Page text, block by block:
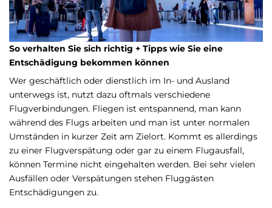
So verhalten Sie sich richtig + Tipps wie Sie eine
Entschädigung bekommen können
Wer geschäftlich oder dienstlich im In- und Ausland
unterwegs ist, nutzt dazu oftmals verschiedene
Flugverbindungen. Fliegen ist entspannend, man kann
während des Flugs arbeiten und man ist unter normalen
Umständen in kurzer Zeit am Zielort. Kommt es allerdings
zu einer Flugverspätung oder gar zu einem Flugausfall,
können Termine nicht eingehalten werden. Bei sehr vielen
Ausfällen oder Verspätungen stehen Fluggästen
Entschädigungen zu.